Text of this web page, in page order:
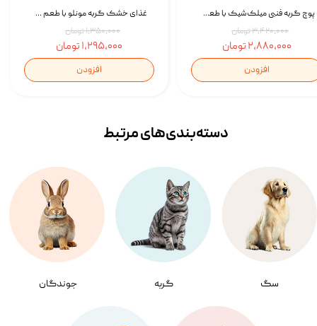
غذای خشک گربه مونلو با طعم گوشت پرندگان و ماهی سالمون Monello Adult Hairball Control وزن 1 کیلوگرم
۱,۳۵۰,۰۰۰ تومان
۱,۲۹۵,۰۰۰ تومان
افزودن
پوچ گربه فنبی میلک‌شیک با طعم مرغ Faenbei Cat Milk Shake Pouch بسته 12 عددی
۳,۴۲۰,۰۰۰ تومان
۲,۸۸۰,۰۰۰ تومان
افزودن
سگ گربه جوندگان
دسته‌بندی‌‌های مرتبط